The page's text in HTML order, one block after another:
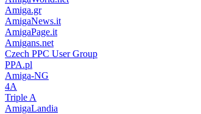
Amiga.gr
AmigaNews.it
AmigaPage.it
Amigans.net
Czech PPC User Group
PPA.pl
Amiga-NG
4A
Triple A
AmigaLandia